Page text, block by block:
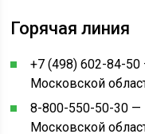
Горячая линия
+7 (498) 602-84-50
Московской
8-800-550-50-30 —
Московской